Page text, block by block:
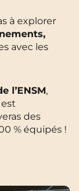
à explorer
avec les
l’ENSM,
est
des
% équipés !